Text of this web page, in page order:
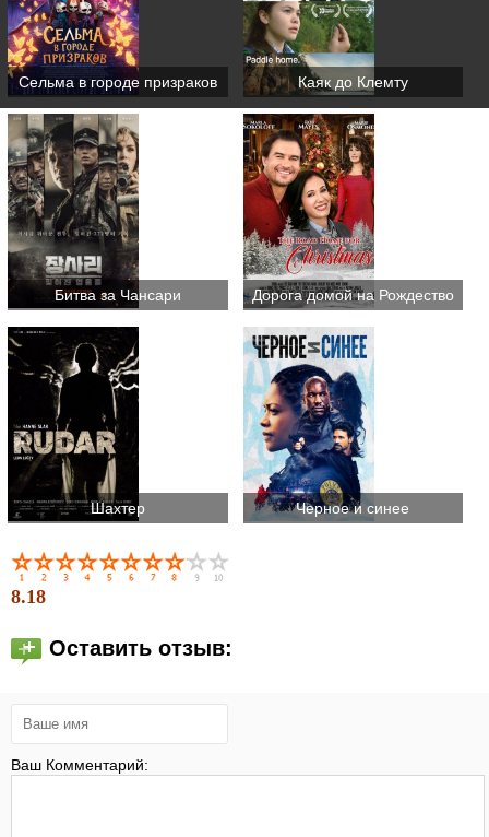
Сельма в городе призраков Каяк до Клемту
Битва за Чансари Дорога домой на Рождество
Шахтер Черное и синее
8.18
Оставить отзыв:
Ваш Комментарий: